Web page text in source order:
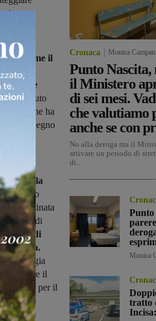
come il
per
ho avuto
che ha
e un impegno
la
tecnico
mattinata
di
di
in sinergia
che il
possibile per il
Cronaca Monica
Punto Nascita,
il Ministero
di sei mesi.
che valutiamo
anche se con
No alla deroga ma il
attivare un periodo di
di...
Monica
tratto